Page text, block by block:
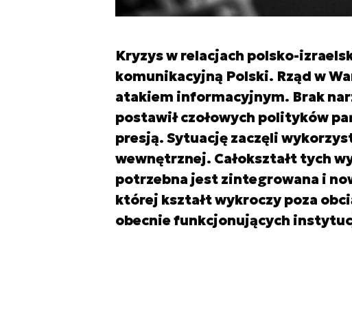
Kryzys w relacjach polsko-
komunikacyjną Polski. Rząd w
atakiem informacyjnym. Brak
postawił czołowych polityków
presją. Sytuację zaczęli
wewnętrznej. Całokształt tych
potrzebna jest zintegrowana i
której kształt wykroczy poza
obecnie funkcjonujących